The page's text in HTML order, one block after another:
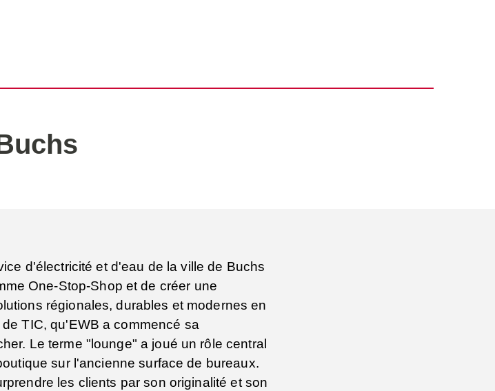
d'électricité et d'eau de la ville de Buchs
One-Stop-Shop et de créer une
régionales, durables et modernes en
TIC, qu'EWB a commencé sa
Le terme "lounge" a joué un rôle central
sur l'ancienne surface de bureaux.
les clients par son originalité et son